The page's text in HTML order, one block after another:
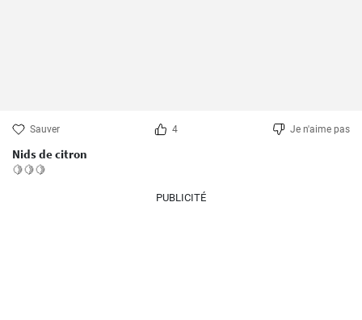
Sauver 4 Je n'aime pas
Nids de citron
🍋🍋🍋
PUBLICITÉ